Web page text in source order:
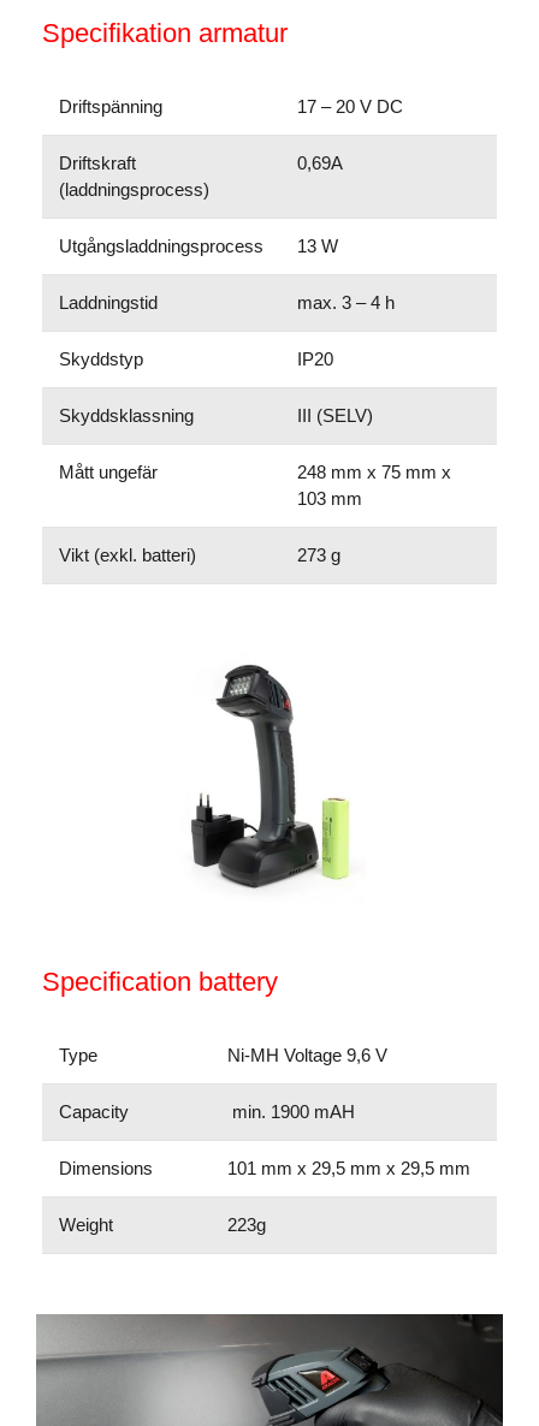
Specifikation armatur
Driftspänning 17 – 20 V DC
Driftskraft
(laddningsprocess)
0,69A
Utgångsladdningsprocess 13 W
Laddningstid max. 3 – 4 h
Skyddstyp IP20
Skyddsklassning III (SELV)
Mått ungefär
248 mm x 75 mm x
103 mm
Vikt (exkl. batteri) 273 g
Specification battery
Type Ni-MH Voltage 9,6 V
Capacity min. 1900 mAH
Dimensions 101 mm x 29,5 mm x 29,5 mm
Weight 223g